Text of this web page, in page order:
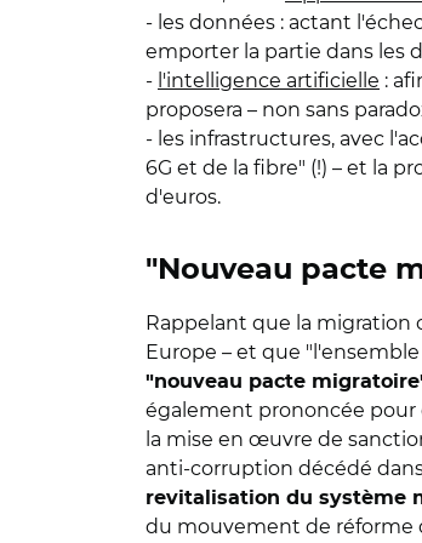
- les données : actant
emporter la partie dans les
- l'intelligence artificielle :
proposera – non sans
- les infrastructures, avec
6G et de la fibre" (!) – et la
d'euros.
"Nouveau pacte
Rappelant que la migration
Europe – et que
"nouveau pacte
également prononcée pour
la mise en œuvre de
anti-corruption décédé
revitalisation du système
du mouvement de réforme